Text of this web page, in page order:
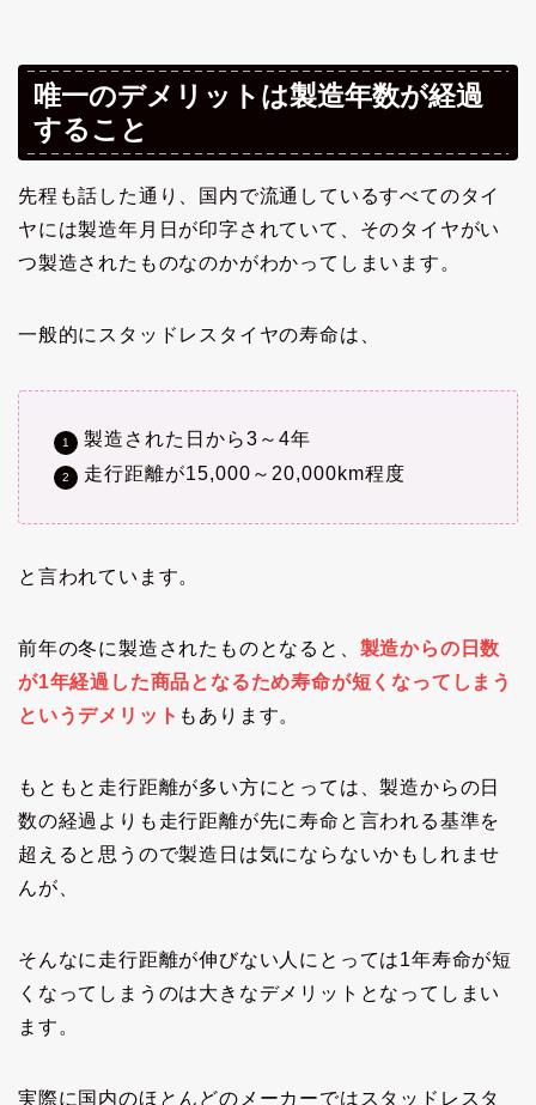
唯一のデメリットは製造年数が経過
すること
先程も話した通り、国内で流通しているすべてのタイ
ヤには製造年月日が印字されていて、そのタイヤがい
つ製造されたものなのかがわかってしまいます。
一般的にスタッドレスタイヤの寿命は、
製造された日から3～4年
走行距離が15,000～20,000km程度
と言われています。
前年の冬に製造されたものとなると、 製造からの日数
が1年経過した商品となるため寿命が短くなってしまう
というデメリット もあります。
もともと走行距離が多い方にとっては、製造からの日
数の経過よりも走行距離が先に寿命と言われる基準を
超えると思うので製造日は気にならないかもしれませ
んが、
そんなに走行距離が伸びない人にとっては1年寿命が短
くなってしまうのは大きなデメリットとなってしまい
ます。
実際に国内のほとんどのメーカーではスタッドレスタ